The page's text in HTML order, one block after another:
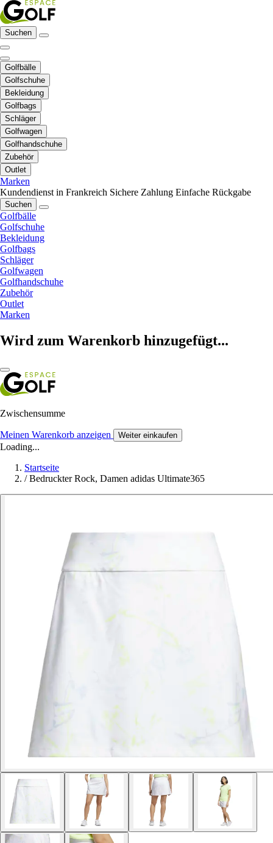
Suchen
Golfbälle
Golfschuhe
Bekleidung
Golfbags
Schläger
Golfwagen
Golfhandschuhe
Zubehör
Outlet
Marken
Kundendienst in Frankreich Sichere Zahlung Einfache Rückgabe
Suchen
Golfbälle
Golfschuhe
Bekleidung
Golfbags
Schläger
Golfwagen
Golfhandschuhe
Zubehör
Outlet
Marken
Wird zum Warenkorb hinzugefügt...
Zwischensumme
Meinen Warenkorb anzeigen Weiter einkaufen
Loading...
Startseite
/ Bedruckter Rock, Damen adidas Ultimate365